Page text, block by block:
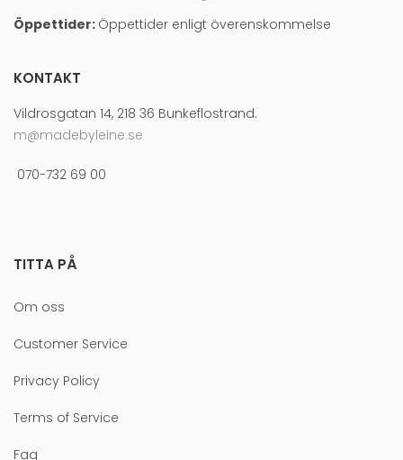
Öppettider: Öppettider enligt överenskommelse
KONTAKT
Vildrosgatan 14, 218 36 Bunkeflostrand.
m@madebyleine.se
070-732 69 00
TITTA PÅ
Om oss
Customer Service
Privacy Policy
Terms of Service
Faq